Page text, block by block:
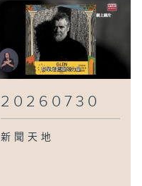
20260730
新聞天地